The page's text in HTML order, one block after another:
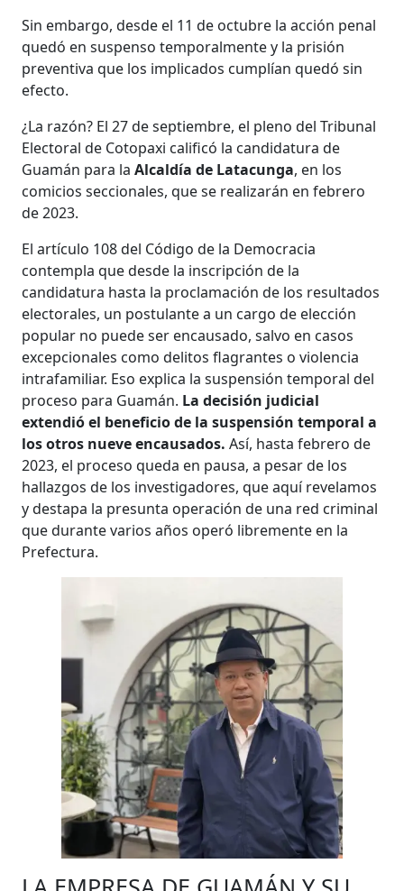
Sin embargo, desde el 11 de octubre la acción penal
quedó en suspenso temporalmente y la prisión
preventiva que los implicados cumplían quedó sin
efecto.
¿La razón? El 27 de septiembre, el pleno del Tribunal
Electoral de Cotopaxi calificó la candidatura de
Guamán para laAlcaldía de Latacunga, en los
comicios seccionales, que se realizarán en febrero
de 2023.
El artículo 108 del Código de la Democracia
contempla que desde la inscripción de la
candidatura hasta la proclamación de los resultados
electorales, un postulante a un cargo de elección
popular no puede ser encausado, salvo en casos
excepcionales como delitos flagrantes o violencia
intrafamiliar. Eso explica la suspensión temporal del
proceso para Guamán. La decisión judicial
extendió el beneficio de la suspensión temporal a
los otros nueve encausados. Así, hasta febrero de
2023, el proceso queda en pausa, a pesar de los
hallazgos de los investigadores, que aquí revelamos
y destapa la presunta operación de una red criminal
que durante varios años operó libremente en la
Prefectura.